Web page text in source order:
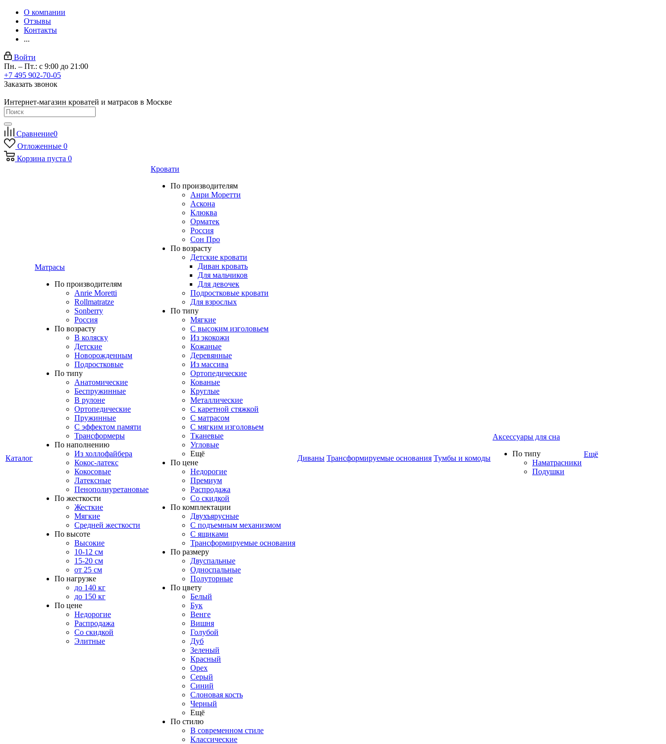
О компании
Отзывы
Контакты
...
Войти
Пн. – Пт.: с 9:00 до 21:00
+7 495 902-70-05
Заказать звонок
Интернет-магазин кроватей и матрасов в Москве
Сравнение0
Отложенные 0
Корзина пуста 0
Каталог
Матрасы
По производителям
Anrie Moretti
Rollmatratze
Sonberry
Россия
По возрасту
В коляску
Детские
Новорожденным
Подростковые
По типу
Анатомические
Беспружинные
В рулоне
Ортопедические
Пружинные
С эффектом памяти
Трансформеры
По наполнению
Из холлофайбера
Кокос-латекс
Кокосовые
Латексные
Пенополиуретановые
По жесткости
Жесткие
Мягкие
Средней жесткости
По высоте
Высокие
10-12 см
15-20 см
от 25 см
По нагрузке
до 140 кг
до 150 кг
По цене
Недорогие
Распродажа
Со скидкой
Элитные
Кровати
По производителям
Анри Моретти
Аскона
Клюква
Орматек
Россия
Сон Про
По возрасту
Детские кровати
Диван кровать
Для мальчиков
Для девочек
Подростковые кровати
Для взрослых
По типу
Мягкие
C высоким изголовьем
Из экокожи
Кожаные
Деревянные
Из массива
Ортопедические
Кованые
Круглые
Металлические
С каретной стяжкой
С матрасом
С мягким изголовьем
Тканевые
Угловые
Ещё
По цене
Недорогие
Премиум
Распродажа
Со скидкой
По комплектации
Двухъярусные
С подъемным механизмом
С ящиками
Трансформируемые основания
По размеру
Двуспальные
Односпальные
Полуторные
По цвету
Белый
Бук
Венге
Вишня
Голубой
Дуб
Зеленый
Красный
Орех
Серый
Синий
Слоновая кость
Черный
Ещё
По стилю
В современном стиле
Классические
Диваны Трансформируемые основания Тумбы и комоды
Аксессуары для сна
По типу
Наматрасники
Подушки
Ещё